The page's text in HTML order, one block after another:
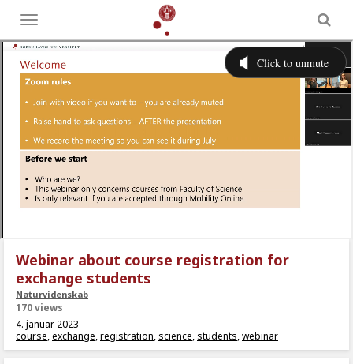
Toggle
menu
Webinar about course registration for
exchange students
Naturvidenskab
170 views
4. januar 2023
course,exchange,registration, science, students,webinar